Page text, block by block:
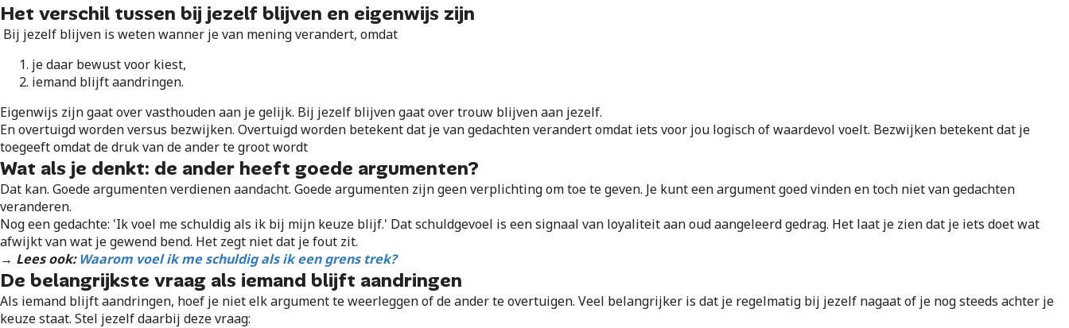
Het verschil tussen bij jezelf blijven en eigenwijs zijn
Bij jezelf blijven is weten wanner je van mening verandert, omdat
je daar bewust voor kiest,
iemand blijft aandringen.
Eigenwijs zijn gaat over vasthouden aan je gelijk. Bij jezelf blijven gaat over trouw blijven aan jezelf.
En overtuigd worden versus bezwijken. Overtuigd worden betekent dat je van gedachten verandert omdat iets voor jou logisch of waardevol voelt. Bezwijken betekent dat je
toegeeft omdat de druk van de ander te groot wordt
Wat als je denkt: de ander heeft goede argumenten?
Dat kan. Goede argumenten verdienen aandacht. Goede argumenten zijn geen verplichting om toe te geven. Je kunt een argument goed vinden en toch niet van gedachten
veranderen.
Nog een gedachte: 'Ik voel me schuldig als ik bij mijn keuze blijf.' Dat schuldgevoel is een signaal van loyaliteit aan oud aangeleerd gedrag. Het laat je zien dat je iets doet wat
afwijkt van wat je gewend bend. Het zegt niet dat je fout zit.
→ Lees ook:Waarom voel ik me schuldig als ik een grens trek?
De belangrijkste vraag als iemand blijft aandringen
Als iemand blijft aandringen, hoef je niet elk argument te weerleggen of de ander te overtuigen. Veel belangrijker is dat je regelmatig bij jezelf nagaat of je nog steeds achter je
keuze staat. Stel jezelf daarbij deze vraag: